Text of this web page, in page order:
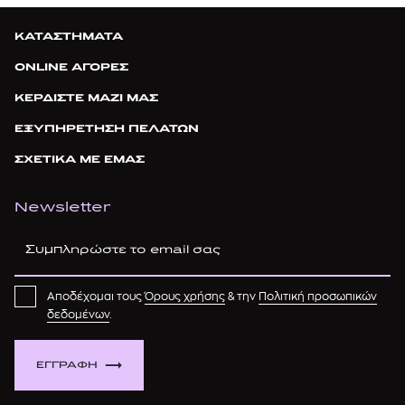
ΚΑΤΑΣΤΗΜΑΤΑ
ONLINE ΑΓΟΡΕΣ
ΚΕΡΔΙΣΤΕ ΜΑΖΙ ΜΑΣ
ΕΞΥΠΗΡΕΤΗΣΗ ΠΕΛΑΤΩΝ
ΣΧΕΤΙΚΑ ΜΕ ΕΜΑΣ
Newsletter
ΕΓΓΡΑΦΗ
Αποδέχομαι τουςΌρους χρήσης & την
Πολιτική προσωπικών
δεδομένων.